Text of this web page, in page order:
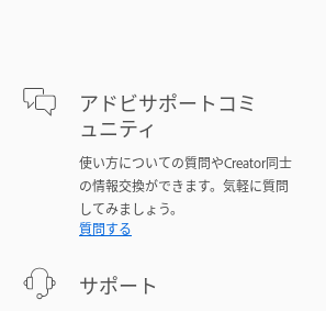
アドビサポートコミ
ュニティ
使い方についての質問やCreator同士
の情報交換ができます。気軽に質問
してみましょう。
質問する
サポート